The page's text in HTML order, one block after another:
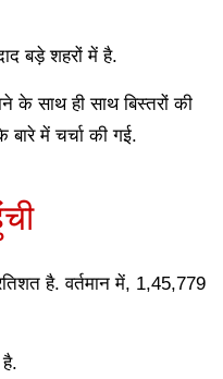
बड़े शहरों में है.
के साथ ही साथ बिस्‍तरों की
में चर्चा की गई.
है. वर्तमान में, 1,45,779